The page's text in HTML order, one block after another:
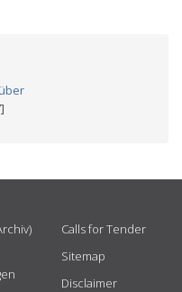
Calls for Tender
Sitemap
Disclaimer